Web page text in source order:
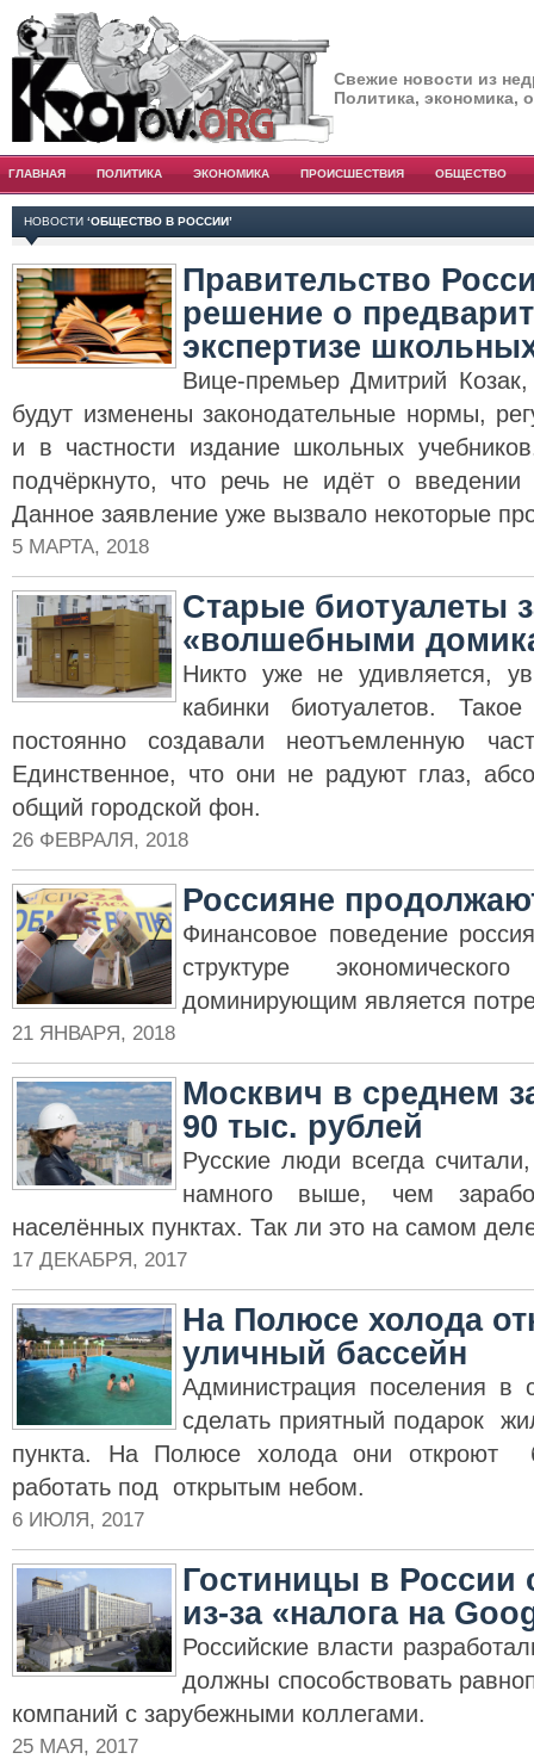
Свежие новости из
Политика, экономика,
ГЛАВНАЯ ПОЛИТИКА ЭКОНОМИКА ПРОИСШЕСТВИЯ ОБЩЕСТВО
НОВОСТИ ‘ОБЩЕСТВО В РОССИИ’
Правительство
решение о
экспертизе
Вице-премьер Дмитрий
будут изменены законодательные нормы,
и в частности издание школьных
подчёркнуто, что речь не идёт о введении
Данное заявление уже вызвало некоторые
5 МАРТА, 2018
Старые биотуалеты
«волшебными
Никто уже не удивляется,
кабинки биотуалетов.
постоянно создавали неотъемленную
Единственное, что они не радуют глаз,
общий городской фон.
26 ФЕВРАЛЯ, 2018
Россияне
Финансовое поведение
структуре
доминирующим является
21 ЯНВАРЯ, 2018
Москвич в среднем
90 тыс. рублей
Русские люди всегда
намного выше, чем
населённых пунктах. Так ли это на самом
17 ДЕКАБРЯ, 2017
На Полюсе холода
уличный бассейн
Администрация поселения в
сделать приятный подарок
пункта. На Полюсе холода они откроют
работать под открытым небом.
6 ИЮЛЯ, 2017
Гостиницы в России
из-за «налога на
Российские власти
должны способствовать
компаний с зарубежными коллегами.
25 МАЯ, 2017